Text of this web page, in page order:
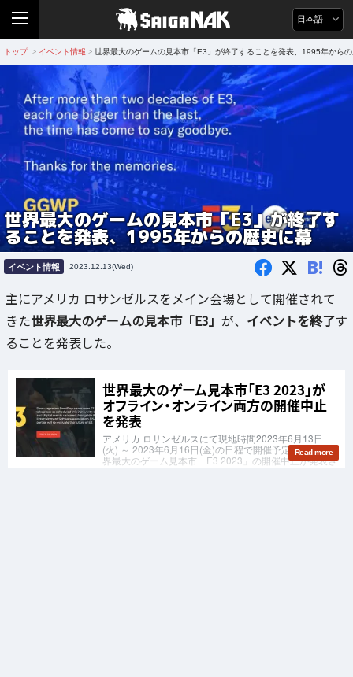
日本語
トップ > イベント情報 > 世界最大のゲームの見本市「E3」が終了することを発表、1995年から
世界最大のゲームの見本市「E3」が終了す
ることを発表、1995年からの歴史に幕
イベント情報 2023.12.13(Wed) B!
主にアメリカ ロサンゼルスをメイン会場として開催されて
きた世界最大のゲームの見本市「E3」 が、 イベントを終了す
ることを発表した。